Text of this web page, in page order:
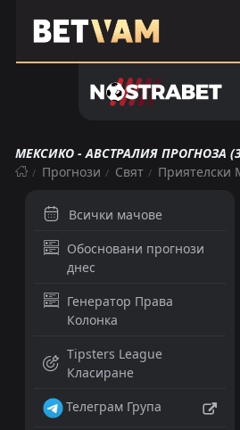
МЕКСИКО - АВСТРАЛИЯ ПРОГНОЗА
Прогнози
Свят Приятелски
Всички мачове
Обосновани прогнози
днес
Генератор Права
Колонка
Tipsters League
Класиране
Телеграм Група